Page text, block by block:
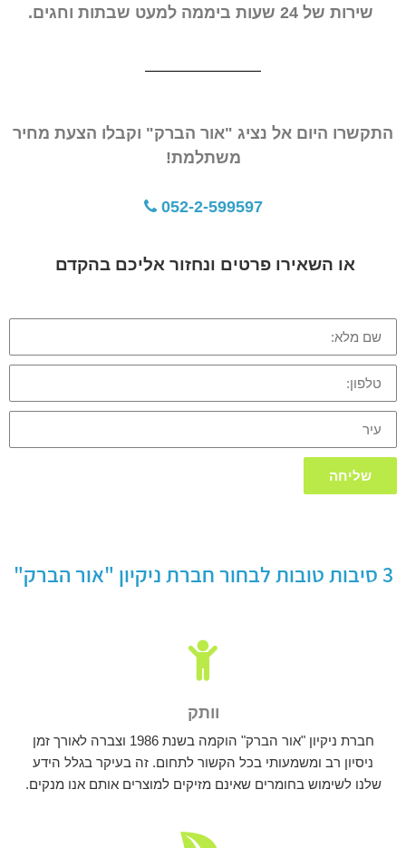
שירות של 24 שעות ביממה למעט שבתות וחגים.
התקשרו היום אל נציג "אור הברק" וקבלו הצעת מחיר
משתלמת!
052-2-599597
או השאירו פרטים ונחזור אליכם בהקדם
שם
מלא:
טלפון:
עיר
שליחה
3 סיבות טובות לבחור חברת ניקיון "אור הברק"
וותק
חברת ניקיון "אור הברק" הוקמה בשנת 1986 וצברה לאורך זמן
ניסיון רב ומשמעותי בכל הקשור לתחום. זה בעיקר בגלל הידע
שלנו לשימוש בחומרים שאינם מזיקים למוצרים אותם אנו מנקים.